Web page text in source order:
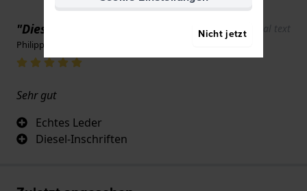
"Diesel Uhrenarmband" Show original text
Philippe · 8. Dezember 2025
Sehr gut
Echtes Leder
Diesel-Inschriften
Nicht jetzt